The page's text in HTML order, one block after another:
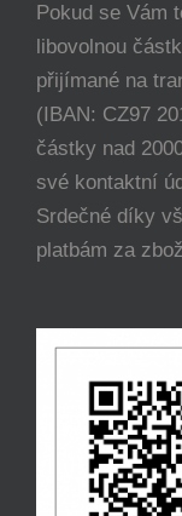
Pokud se Vám
libovolnou
přijímané na
(IBAN: CZ97
částky nad
své kontaktní
Srdečné díky
platbám za